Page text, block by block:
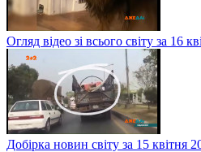
Огляд відео зі всього світу за 16
Добірка новин світу за 15 квітня